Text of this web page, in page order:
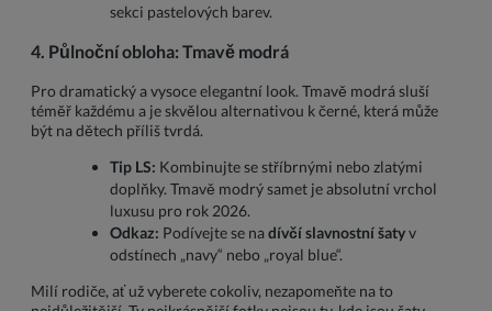
sekci pastelových barev.
4. Půlnoční obloha: Tmavě modrá
Pro dramatický a vysoce elegantní look. Tmavě modrá sluší
téměř každému a je skvělou alternativou k černé, která může
být na dětech příliš tvrdá.
Tip LS: Kombinujte se stříbrnými nebo zlatými
doplňky. Tmavě modrý samet je absolutní vrchol
luxusu pro rok 2026.
Odkaz: Podívejte se nadívčí slavnostní šatyv
odstínech „navy“ nebo „royal blue“.
Milí rodiče, ať už vyberete cokoliv, nezapomeňte na to